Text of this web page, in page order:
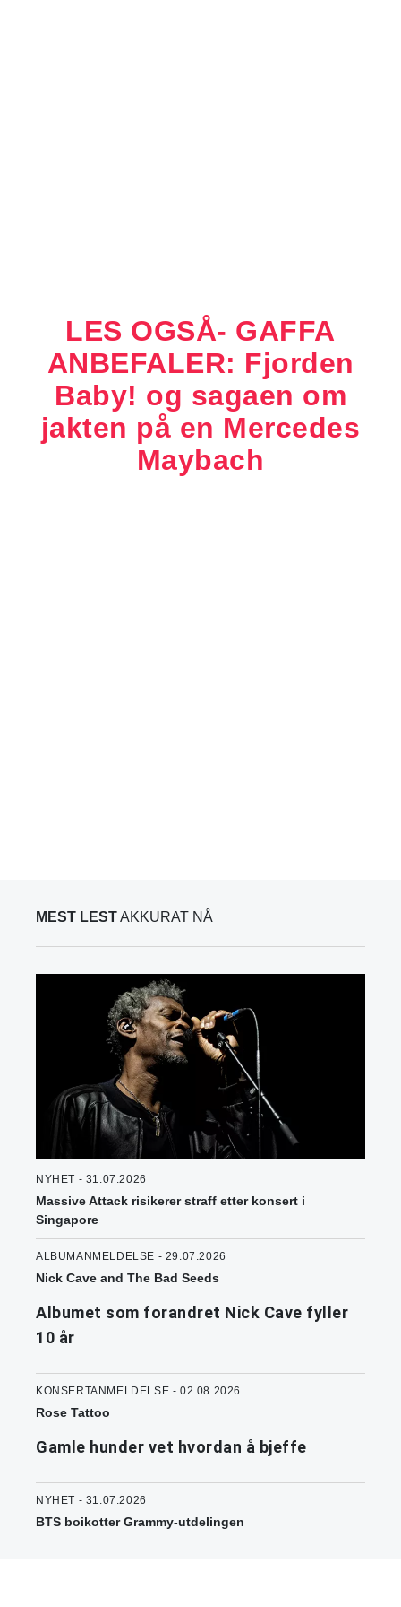
LES OGSÅ- GAFFA
ANBEFALER: Fjorden
Baby! og sagaen om
jakten på en Mercedes
Maybach
MEST LESTAKKURAT NÅ
NYHET - 31.07.2026
Massive Attack risikerer straff etter konsert i
Singapore
ALBUMANMELDELSE - 29.07.2026
Nick Cave and The Bad Seeds
Albumet som forandret Nick Cave fyller
10 år
KONSERTANMELDELSE - 02.08.2026
Rose Tattoo
Gamle hunder vet hvordan å bjeffe
NYHET - 31.07.2026
BTS boikotter Grammy-utdelingen